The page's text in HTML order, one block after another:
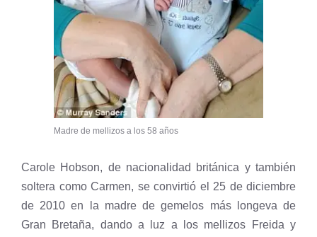
Madre de mellizos a los 58 años
Carole Hobson, de nacionalidad británica y también
soltera como Carmen, se convirtió el 25 de diciembre
de 2010 en la madre de gemelos más longeva de
Gran Bretaña, dando a luz a los mellizos Freida y